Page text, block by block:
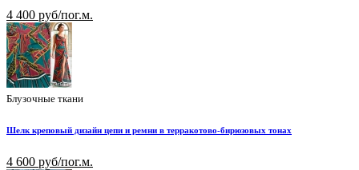
4 400 руб/пог.м.
Блузочные ткани
Шелк креповый дизайн цепи и ремни в терракотово-бирюзовых тонах
4 600 руб/пог.м.